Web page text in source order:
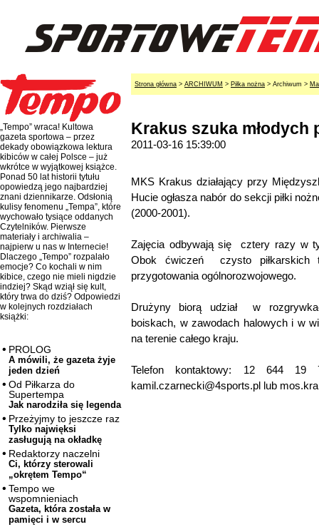
„Tempo” wraca! Kultowa
gazeta sportowa – przez
dekady obowiązkowa lektura
kibiców w całej Polsce – już
wkrótce w wyjątkowej książce.
Ponad 50 lat historii tytułu
opowiedzą jego najbardziej
znani dziennikarze. Odsłonią
kulisy fenomenu „Tempa”, które
wychowało tysiące oddanych
Czytelników. Pierwsze
materiały i archiwalia –
najpierw u nas w Internecie!
Dlaczego „Tempo” rozpalało
emocje? Co kochali w nim
kibice, czego nie mieli nigdzie
indziej? Skąd wziął się kult,
który trwa do dziś? Odpowiedzi
w kolejnych rozdziałach
książki:
PROLOG
A mówili, że gazeta żyje
jeden dzień
Od Piłkarza do
Supertempa
Jak narodziła się legenda
Przeżyjmy to jeszcze raz
Tylko najwięksi
zasługują na okładkę
Redaktorzy naczelni
Ci, którzy sterowali
„okrętem Tempo“
Tempo we
wspomnieniach
Gazeta, która została w
pamięci i w sercu
Strona główna > ARCHIWUM > Piłka nożna > Archiwum >
Krakus szuka młodych
2011-03-16 15:39:00
MKS Krakus działający przy
Hucie ogłasza nabór do sekcji piłki
(2000-2001).
Zajęcia odbywają się cztery razy w
Obok ćwiczeń czysto piłkarskich
przygotowania ogólnorozwojowego.
Drużyny biorą udział w
boiskach, w zawodach halowych i w
na terenie całego kraju.
Telefon kontaktowy: 12 644
kamil.czarnecki@4sports.pl lub